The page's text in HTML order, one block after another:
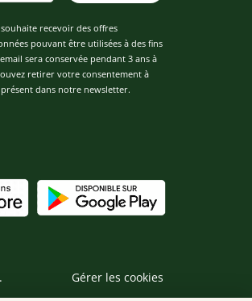
souhaite recevoir des offres
pouvant être utilisées à des fins
sera conservée pendant 3 ans à
retirer votre consentement à
dans notre newsletter.
Gérer les cookies